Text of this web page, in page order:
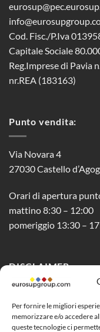
Per fornire le migliori
memorizzare e/o accedere
queste tecnologie ci
Cod. Fisc./P.Iva
Capitale Sociale
Reg.Imprese di Pavia
nr.REA (183163)
Punto vendita:
Via Novara 4
27030 Castello
Orari di apertura
mattino 8:30 – 12:00
pomeriggio 13:30 –
DISCLAIMER
Privacy Policy
Cookie Policy (UE)